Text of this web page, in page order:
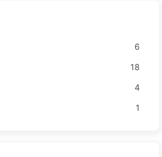
6
18
4
1